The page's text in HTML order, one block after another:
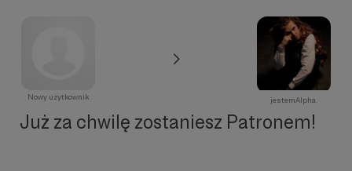
Nowy użytkownik jestemAlpha.
Już za chwilę zostaniesz Patronem!